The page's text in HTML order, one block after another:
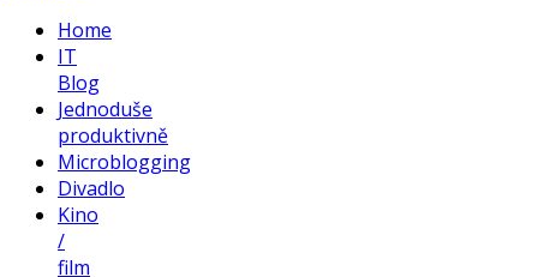
Home
IT
Blog
Jednoduše
produktivně
Microblogging
Divadlo
Kino
/
film